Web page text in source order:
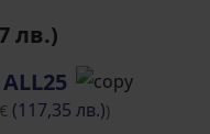
лв.)
ALL25
(117,35 лв.))